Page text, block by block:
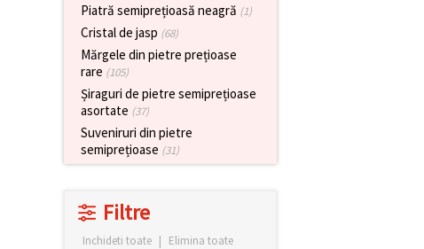
Piatră semiprețioasă neagră (1)
Cristal de jasp (68)
Mărgele din pietre prețioase
rare (105)
Șiraguri de pietre semiprețioase
asortate (37)
Suveniruri din pietre
semiprețioase (31)
Filtre
Inchideti toate | Elimina toate